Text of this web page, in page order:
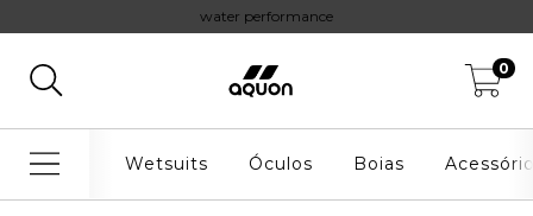
water performance
0
Wetsuits Óculos Boias